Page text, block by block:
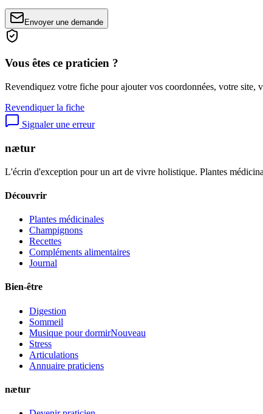
Envoyer une demande
Vous êtes ce praticien ?
Revendiquez votre fiche pour ajouter vos coordonnées, votre site,
Revendiquer la fiche
Signaler une erreur
nætur
L'écrin d'exception pour un art de vivre holistique. Plantes
Découvrir
Plantes médicinales
Champignons
Recettes
Compléments alimentaires
Journal
Bien-être
Digestion
Sommeil
Musique pour dormirNouveau
Stress
Articulations
Annuaire praticiens
nætur